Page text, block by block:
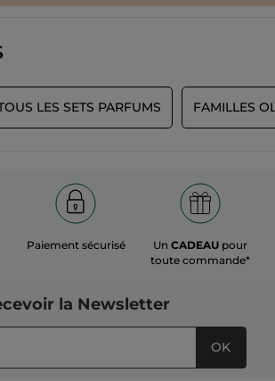
LES SETS PARFUMS FAMILLES
Paiement sécurisé UnCADEAU pour
toute commande*
la Newsletter
OK